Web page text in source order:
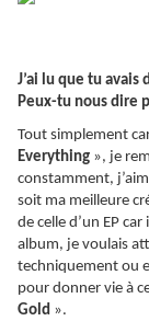
J’ai lu que tu
Peux-tu nous dire
Tout simplement
Everything », je
constamment,
soit ma meilleure
de celle d’un EP
album, je voulais
techniquement ou
pour donner vie à
Gold ».